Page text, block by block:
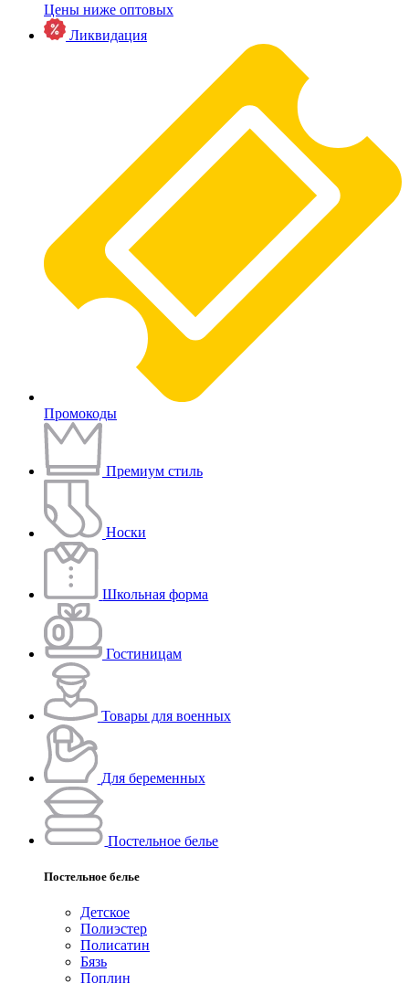
Цены ниже оптовых
Ликвидация
Промокоды
Премиум стиль
Носки
Школьная форма
Гостиницам
Товары для военных
Для беременных
Постельное белье
Постельное белье
Детское
Полиэстeр
Полисатин
Бязь
Поплин